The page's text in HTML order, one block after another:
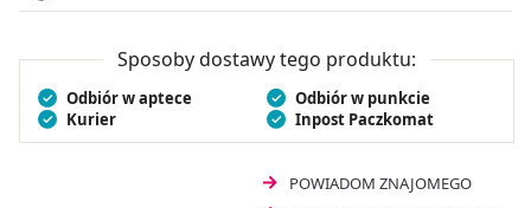
Sposoby dostawy tego produktu:
Odbiór w aptece
Odbiór w punkcie
Kurier
Inpost Paczkomat
POWIADOM ZNAJOMEGO